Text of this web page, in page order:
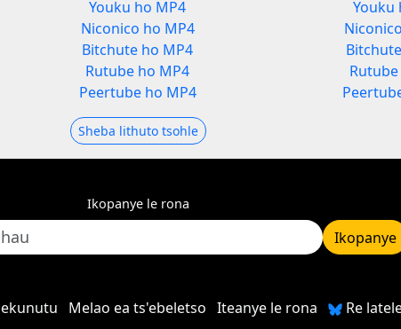
Youku ho MP4
Niconico ho MP4
Bitchute ho MP4
Rutube ho MP4
Peertube ho MP4
Youku
Rutube
Sheba lithuto tsohle
Ikopanye le rona
Ikopanye
Melao ea ts'ebeletso Iteanye le rona Re